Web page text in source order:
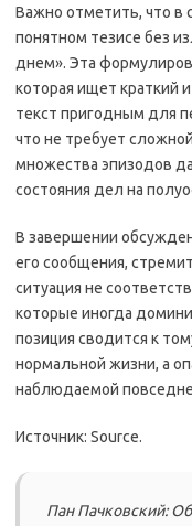
Важно отметить, что в
понятном тезисе без
днем». Эта
которая ищет краткий
текст пригодным для
что не требует
множества эпизодов
состояния дел на
В завершении
его сообщения,
ситуация не
которые иногда
позиция сводится к
нормальной жизни, а
наблюдаемой
Источник: Source.
Пан Пачковский: